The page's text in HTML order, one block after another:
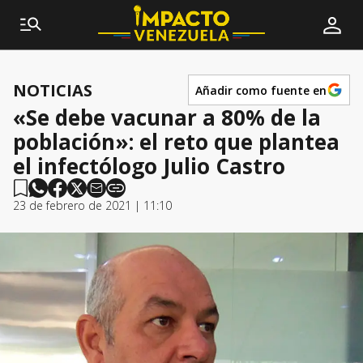
NOTICIAS Añadir como fuente en
«Se debe vacunar a 80% de la
población»: el reto que plantea
el infectólogo Julio Castro
23 de febrero de 2021 | 11:10